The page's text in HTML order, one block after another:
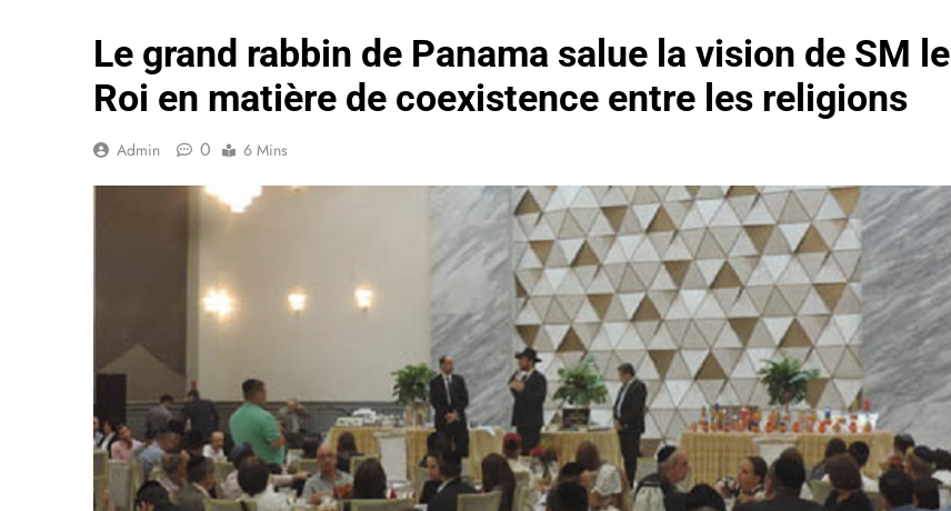
Le grand rabbin de Panama salue la vision de SM le
Roi en matière de coexistence entre les religions
Admin 0 6 Mins